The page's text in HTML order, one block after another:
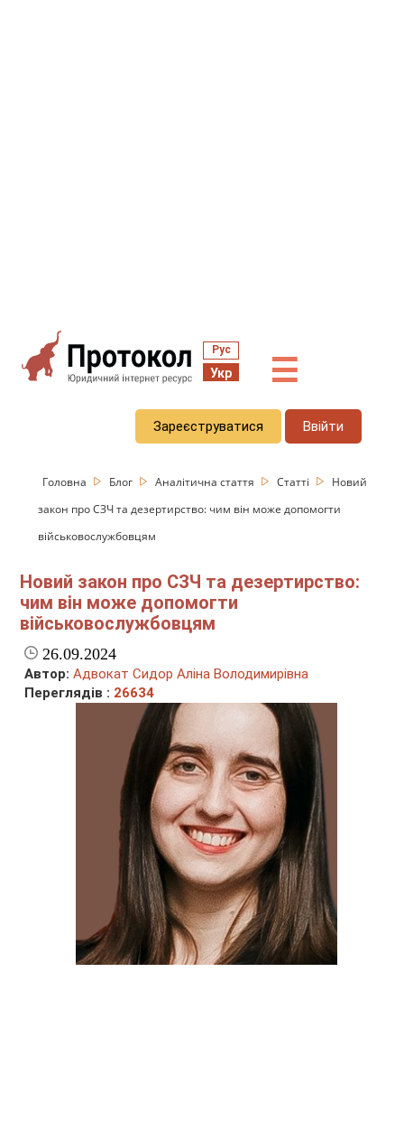
Рус
Укр ☰
Зареєструватися Ввійти
Головна Блог Аналітична стаття Статті
Новий
закон про СЗЧ та дезертирство: чим він може допомогти
військовослужбовцям
Новий закон про СЗЧ та дезертирство:
чим він може допомогти
військовослужбовцям
26.09.2024
Автор: Адвокат Сидор Аліна Володимирівна
Переглядів : 26634